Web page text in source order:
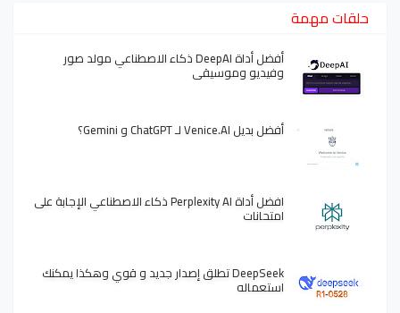
حلقات مهمة
أفضل أداة DeepAI ذكاء الاصطناعي مولد صور
وفيديو وموسيقى
أفضل بديل Venice.AI لـ ChatGPT و Gemini؟
افضل أداة Perplexity AI ذكاء الاصطناعي الإجابة على
امتحانات
DeepSeek تطلق إصدار جديد و قوي وهكذا يمكنك
استعماله